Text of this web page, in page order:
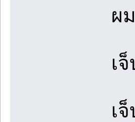
ผ
เ
เ